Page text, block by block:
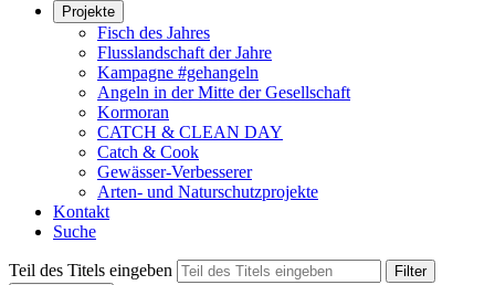
Projekte
Fisch des Jahres
Flusslandschaft der Jahre
Kampagne #gehangeln
Angeln in der Mitte der Gesellschaft
Kormoran
CATCH & CLEAN DAY
Catch & Cook
Gewässer-Verbesserer
Arten- und Naturschutzprojekte
Kontakt
Suche
Teil des Titels eingeben
Filter